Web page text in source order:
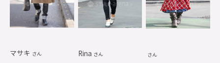
マサキ さん Rina さん さん